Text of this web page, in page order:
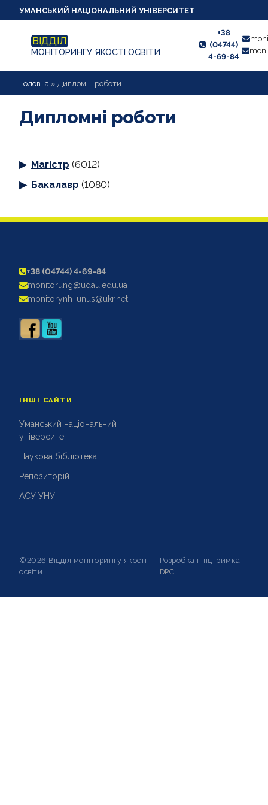
УМАНСЬКИЙ НАЦІОНАЛЬНИЙ УНІВЕРСИТЕТ
ВІДДІЛ
МОНІТОРИНГУ ЯКОСТІ ОСВІТИ
+38
(04744)
4-69-84
НОВИНИ
ПРО ВІДДІЛ
ВИКЛАДАЧУ
АНКЕТУВАННЯ
ДИПЛОМНІ РОБОТИ
АКРЕДИТАЦІЙНІ ЕКСПЕРТИЗИ
АКАДЕМІЧНА ДОБРОЧЕСНІСТЬ
Головна » Дипломні роботи
Дипломні роботи
Магістр (6012)
Бакалавр (1080)
+38 (04744) 4-69-84
monitorung@udau.edu.ua
monitorynh_unus@ukr.net
ІНШІ САЙТИ
Уманський національний
університет
Наукова бібліотека
Репозиторій
АСУ УНУ
©2026 Відділ моніторингу якості
освіти
Розробка і підтримка
DPC